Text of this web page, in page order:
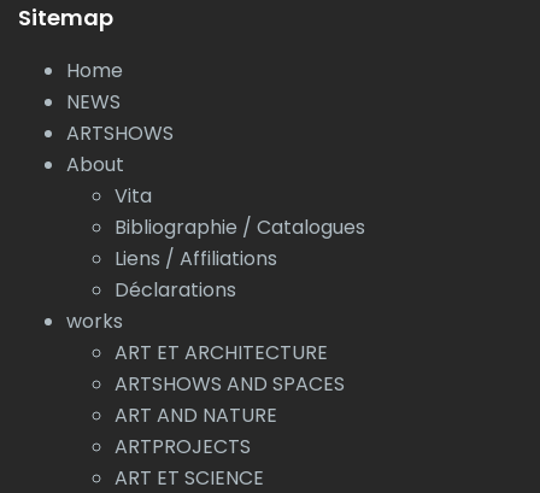
Sitemap
Home
NEWS
ARTSHOWS
About
Vita
Bibliographie / Catalogues
Liens / Affiliations
Déclarations
works
ART ET ARCHITECTURE
ARTSHOWS AND SPACES
ART AND NATURE
ARTPROJECTS
ART ET SCIENCE